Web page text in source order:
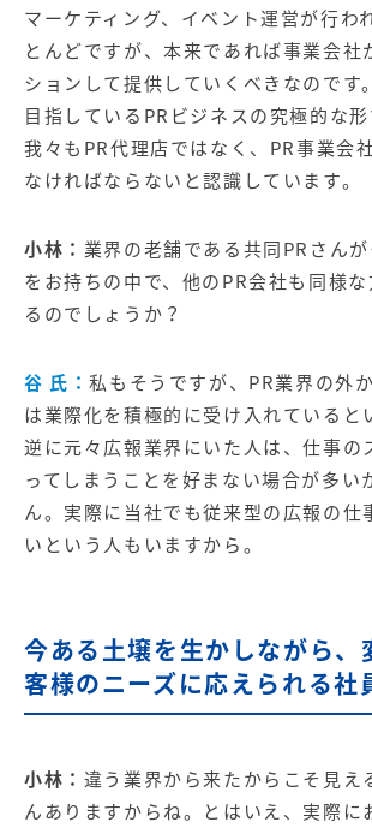
マーケティング、イベント運営が行わ
とんどですが、本来であれば事業会社
ションして提供していくべきなのです
目指しているPRビジネスの究極的な
我々もPR代理店ではなく、PR事業会
なければならないと認識しています。
小林： 業界の老舗である共同PRさん
をお持ちの中で、他のPR会社も同様
るのでしょうか？
谷 氏：私もそうですが、PR業界の外
は業際化を積極的に受け入れていると
逆に元々広報業界にいた人は、仕事の
ってしまうことを好まない場合が多い
ん。実際に当社でも従来型の広報の仕
いという人もいますから。
今ある土壌を生かしながら、
客様のニーズに応えられる社
小林： 違う業界から来たからこそ見え
んありますからね。とはいえ、実際に